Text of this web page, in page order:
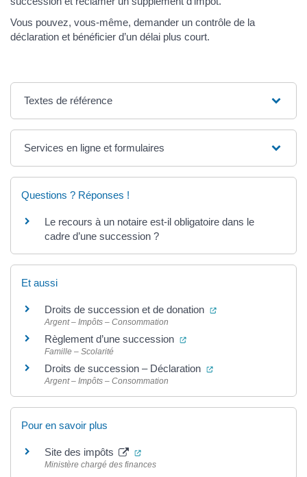
Vous pouvez, vous-même, demander un contrôle de la
déclaration et bénéficier d’un délai plus court.
Textes de référence
Services en ligne et formulaires
Questions ? Réponses !
Le recours à un notaire est-il obligatoire dans le
cadre d’une succession ?
Et aussi
Droits de succession et de donation (ouverture dans un
Argent – Impôts – Consommation
Règlement d’une succession (ouverture dans un nouvel
Famille – Scolarité
Droits de succession – Déclaration (ouverture dans un
Argent – Impôts – Consommation
Pour en savoir plus
Site des impôts (ouverture dans un nouvel onglet)
Ministère chargé des finances